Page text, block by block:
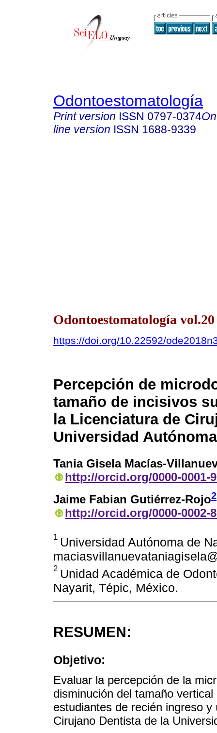
Odontoestomatología
Print version ISSN 0797-0374
line version ISSN 1688-9339
Odontoestomatología
https://doi.org/10.22592/
Percepción de
tamaño de incisivos
la Licenciatura de
Universidad
Tania Gisela Macías-
http://orcid.org/0000-0001-
Jaime Fabian Gutiérrez-Rojo2
http://orcid.org/0000-0002-
1 Universidad Autónoma de
2 Unidad Académica de
Nayarit, Tépic, México.
RESUMEN:
Objetivo:
Evaluar la percepción de la
disminución del tamaño
estudiantes de recién ingreso
Cirujano Dentista de la